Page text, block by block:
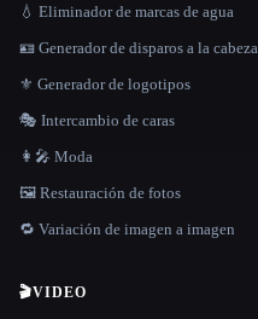
💧 Eliminador de marcas de agua
🪪 Generador de disparos a la cabeza
⚜️ Generador de logotipos
🎭 Intercambio de caras
👩‍🎤 Moda
🖼️ Restauración de fotos
🔁 Variación de imagen a imagen
🎬VIDEO